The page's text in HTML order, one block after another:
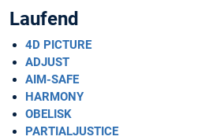
Laufend
4D PICTURE
ADJUST
AIM-SAFE
HARMONY
OBELISK
PARTIALJUSTICE